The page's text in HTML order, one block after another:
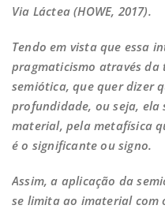
Via Láctea (HOWE, 2017).
Tendo em vista que essa
pragmaticismo através
semiótica, que quer dizer
profundidade, ou seja, ela
material, pela metafísica
é o significante ou signo.
Assim, a aplicação da
se limita ao imaterial com